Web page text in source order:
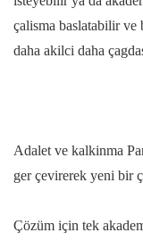
çalisma baslatabilir ve
daha akilci daha
Adalet ve kalkinma
ger çevirerek yeni bir
Çözüm için tek